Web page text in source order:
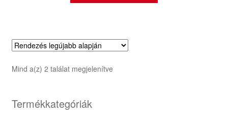
Mind a(z) 2 találat megjelenítveSorted
Termékkategóriák